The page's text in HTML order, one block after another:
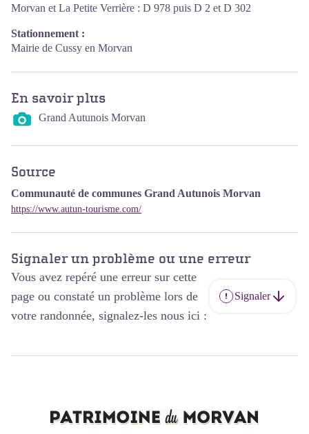
Morvan et La Petite Verrière : D 978 puis D 2 et D 302
Stationnement :
Mairie de Cussy en Morvan
En savoir plus
Grand Autunois Morvan
Source
Communauté de communes Grand Autunois Morvan
https://www.autun-tourisme.com/
Signaler un problème ou une erreur
Vous avez repéré une erreur sur cette
page ou constaté un problème lors de
votre randonnée, signalez-les nous ici :
Signaler